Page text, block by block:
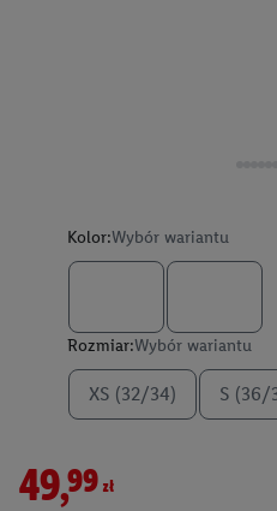
Kolor:Wybór wariantu
Rozmiar:Wybór wariantu
XS (32/34) S (36/
49,99zł